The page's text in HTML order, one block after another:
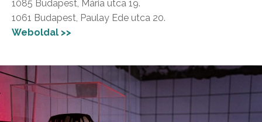
1085 Budapest, Mária utca 19.
1061 Budapest, Paulay Ede utca 20.
Weboldal >>